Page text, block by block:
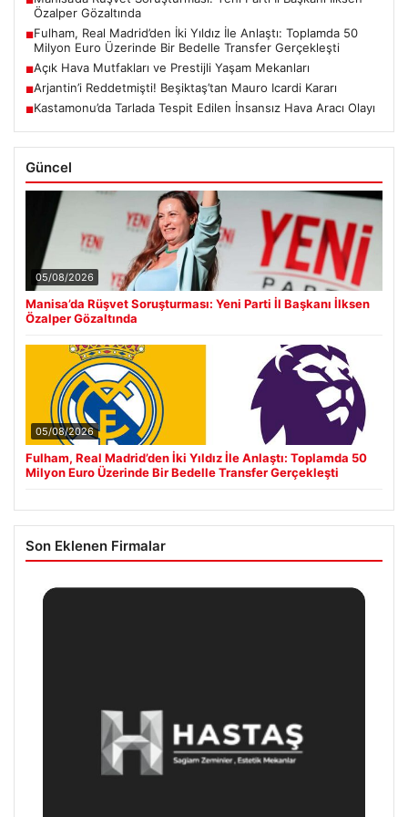
Özalper Gözaltında
■Fulham, Real Madrid’den İki Yıldız İle Anlaştı: Toplamda 50
Milyon Euro Üzerinde Bir Bedelle Transfer Gerçekleşti
■Açık Hava Mutfakları ve Prestijli Yaşam Mekanları
■Arjantin’i Reddetmişti! Beşiktaş’tan Mauro Icardi Kararı
■Kastamonu’da Tarlada Tespit Edilen İnsansız Hava Aracı Olayı
Güncel
05/08/2026
Manisa’da Rüşvet Soruşturması: Yeni Parti İl Başkanı İlksen
Özalper Gözaltında
05/08/2026
Fulham, Real Madrid’den İki Yıldız İle Anlaştı: Toplamda 50
Milyon Euro Üzerinde Bir Bedelle Transfer Gerçekleşti
Son Eklenen Firmalar